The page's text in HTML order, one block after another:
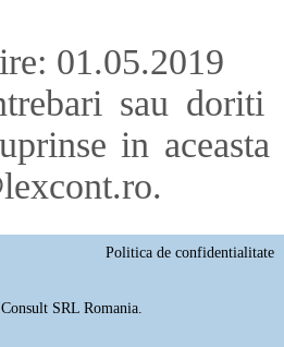
01.05.2019
sau
in
Politica de confidentialitate
SRL Romania.